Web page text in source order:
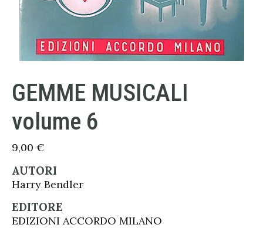
GEMME MUSICALI
volume 6
9,00 €
AUTORI
Harry Bendler
EDITORE
EDIZIONI ACCORDO MILANO